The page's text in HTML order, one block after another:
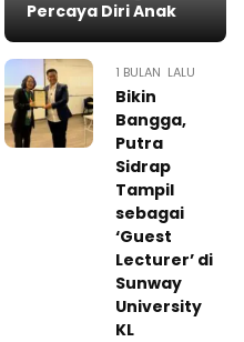
Percaya Diri Anak
1 BULAN LALU
Bikin
Bangga,
Putra
Sidrap
Tampil
sebagai
‘Guest
Lecturer’ di
Sunway
University
KL